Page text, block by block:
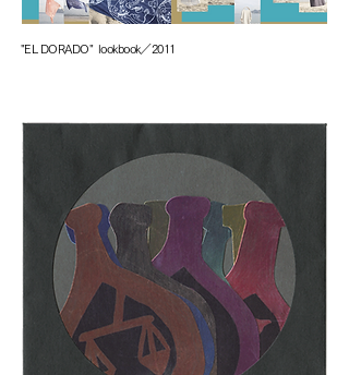
"EL DORADO" lookbook／2011